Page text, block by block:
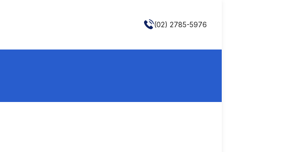
(02) 2785-5976